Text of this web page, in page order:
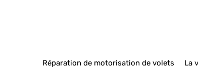
Réparation de motorisation de volets La